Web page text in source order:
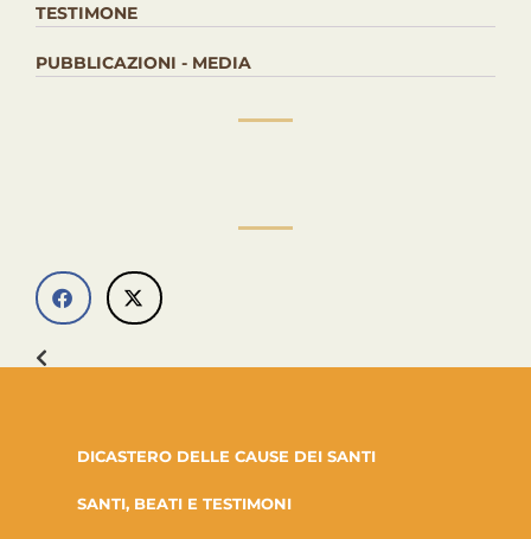
TESTIMONE
PUBBLICAZIONI - MEDIA
DICASTERO DELLE CAUSE DEI SANTI
SANTI, BEATI E TESTIMONI